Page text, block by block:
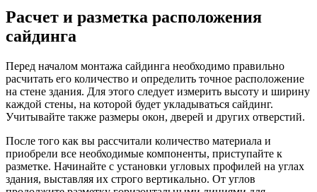
Расчет и разметка расположения
сайдинга
Перед началом монтажа сайдинга необходимо правильно
расчитать его количество и определить точное расположение
на стене здания. Для этого следует измерить высоту и ширину
каждой стены, на которой будет укладываться сайдинг.
Учитывайте также размеры окон, дверей и других отверстий.
После того как вы рассчитали количество материала и
приобрели все необходимые компоненты, приступайте к
разметке. Начинайте с установки угловых профилей на углах
здания, выставляя их строго вертикально. От углов